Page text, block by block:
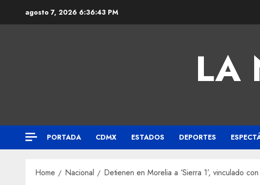
agosto 7, 2026 6:36:43 PM
LA
PORTADA CDMX ESTADOS DEPORTES
Home Nacional Detienen en Morelia a ‘Sierra 1’, vinculado